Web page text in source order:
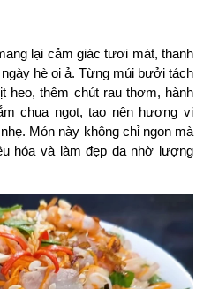
lại cảm giác tươi mát, thanh
hè oi ả. Từng múi bưởi tách
heo, thêm chút rau thơm, hành
chua ngọt, tạo nên hương vị
Món này không chỉ ngon mà
hóa và làm đẹp da nhờ lượng